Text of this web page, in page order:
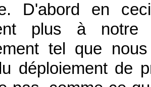
D'abord en
plus à
tel que
déploiement de